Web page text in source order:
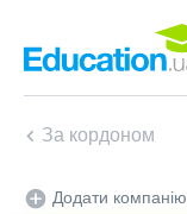
За кордоном
Додати компанію